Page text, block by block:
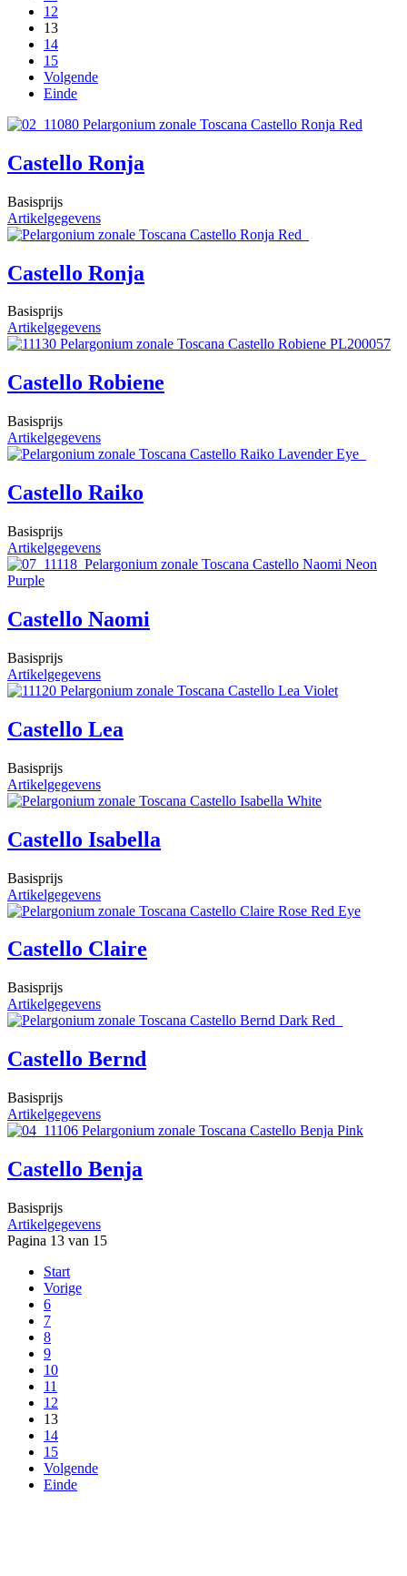
12
13
14
15
Volgende
Einde
Castello Ronja
Basisprijs
Artikelgegevens
Castello Ronja
Basisprijs
Artikelgegevens
Castello Robiene
Basisprijs
Artikelgegevens
Castello Raiko
Basisprijs
Artikelgegevens
Castello Naomi
Basisprijs
Artikelgegevens
Castello Lea
Basisprijs
Artikelgegevens
Castello Isabella
Basisprijs
Artikelgegevens
Castello Claire
Basisprijs
Artikelgegevens
Castello Bernd
Basisprijs
Artikelgegevens
Castello Benja
Basisprijs
Artikelgegevens
Pagina 13 van 15
Start
Vorige
6
7
8
9
10
11
12
13
14
15
Volgende
Einde